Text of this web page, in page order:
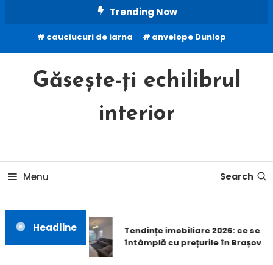
Content
Trending Now
cauciucuri de iarna anvelope Dunlop
Găsește-ți echilibrul
interior
Menu Search
Headline
Tendințe imobiliare 2026: ce se
întâmplă cu prețurile în Brașov